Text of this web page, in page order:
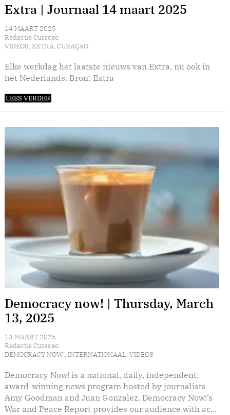
Extra | Journaal 14 maart 2025
14 MAART 2025
Redactie Curacao
VIDEOS, EXTRÁ, CURAÇAO
Elke werkdag het laatste nieuws van Extra, nu ook in
het Nederlands. Bron: Extra
LEES VERDER
Democracy now! | Thursday, March
13, 2025
13 MAART 2025
Redactie Curacao
DEMOCRACY NOW!, INTERNATIONAAL, VIDEOS
Democracy Now! is a national, daily, independent,
award-winning news program hosted by journalists
Amy Goodman and Juan Gonzalez. Democracy Now!’s
War and Peace Report provides our audience with ac...